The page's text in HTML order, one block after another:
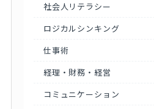
社会人リテラシー
ロジカルシンキング
仕事術
経理・財務・経営
コミュニケーション